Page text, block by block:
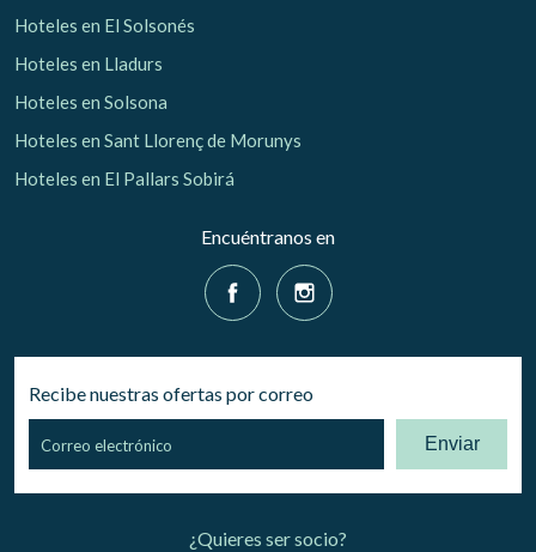
Hoteles en El Solsonés
Hoteles en Lladurs
Hoteles en Solsona
Hoteles en Sant Llorenç de Morunys
Hoteles en El Pallars Sobirá
Encuéntranos en
Recibe nuestras ofertas por correo
Enviar
¿Quieres ser socio?